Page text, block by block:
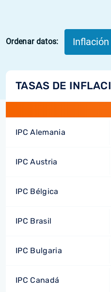
Ordenar datos: Inflación
TASAS DE
IPC Alemania
IPC Austria
IPC Bélgica
IPC Brasil
IPC Bulgaria
IPC Canadá